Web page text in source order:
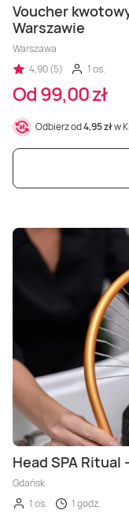
Voucher
Warszawie
Warszawa
4,90 (5)
1 os.
Od 99,00 zł
Odbierz od4,95 złw
Head SPA Ritual
Gdańsk
1 os.
1 godz.